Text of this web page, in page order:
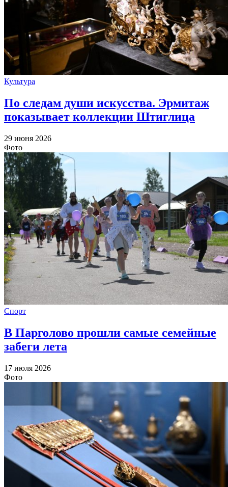
Культура
По следам души искусства. Эрмитаж
показывает коллекции Штиглица
29 июня 2026
Фото
Спорт
В Парголово прошли самые семейные
забеги лета
17 июля 2026
Фото